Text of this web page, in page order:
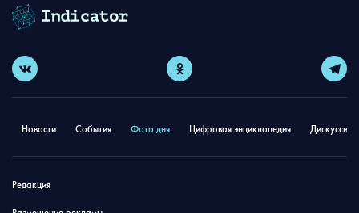
Новости События Фото дня Цифровая энциклопедия
Редакция